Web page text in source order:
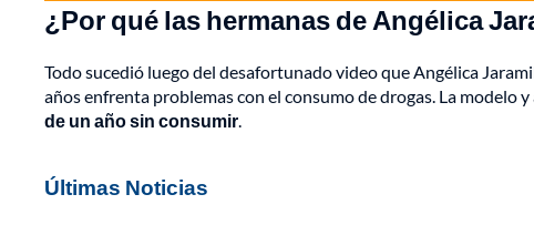
¿Por qué las hermanas de Angélica
Todo sucedió luego del desafortunado video que Angélica
años enfrenta problemas con el consumo de drogas. La modelo
de un año sin consumir.
Últimas Noticias